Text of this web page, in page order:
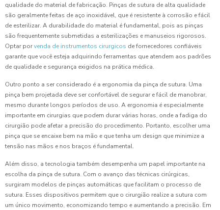
qualidade do material de fabricação. Pinças de sutura de alta qualidade
são geralmente feitas de aço inoxidável, que é resistente à corrosão e fácil
de esterilizar. A durabilidade do material é fundamental, pois as pinças
são frequentemente submetidas a esterilizações e manuseios rigorosos.
Optar porvenda de instrumentos cirurgicos de fornecedores confiáveis
garante que você esteja adquirindo ferramentas que atendem aos padrões
de qualidade e segurança exigidos na prática médica.
Outro ponto a ser considerado é a ergonomia da pinça de sutura. Uma
pinça bem projetada deve ser confortável de segurar e fácil de manobrar,
mesmo durante longos períodos de uso. A ergonomia é especialmente
importante em cirurgias que podem durar várias horas, onde a fadiga do
cirurgião pode afetar a precisão do procedimento. Portanto, escolher uma
pinça que se encaixe bem na mão e que tenha um design que minimize a
tensão nas mãos e nos braços é fundamental.
Além disso, a tecnologia também desempenha um papel importante na
escolha da pinça de sutura. Com o avanço das técnicas cirúrgicas,
surgiram modelos de pinças automáticas que facilitam o processo de
sutura. Esses dispositivos permitem que o cirurgião realize a sutura com
um único movimento, economizando tempo e aumentando a precisão. Em